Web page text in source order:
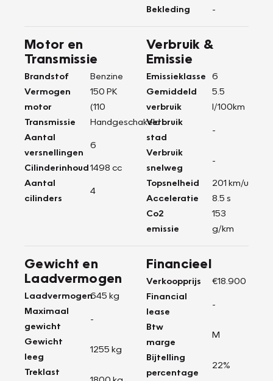
Bekleding
-
Motor en
Transmissie
Brandstof
Benzine
Vermogen
motor
150 PK
(110
Transmissie
Handgeschakeld
Aantal
versnellingen
6
Cilinderinhoud1498 cc
Aantal
cilinders
4
Verbruik &
Emissie
Emissieklasse
6
Gemiddeld
verbruik
5.5
l/100km
Verbruik
stad
-
Verbruik
snelweg
-
Topsnelheid
201 km/u
Acceleratie
8.5 s
Co2
emissie
153
g/km
Gewicht en
Laadvermogen
Laadvermogen645 kg
Maximaal
gewicht
-
Gewicht
leeg
1255 kg
Treklast
Financieel
Verkoopprijs
€18.900
Financial
lease
-
Btw
marge
M
Bijtelling
percentage
22%